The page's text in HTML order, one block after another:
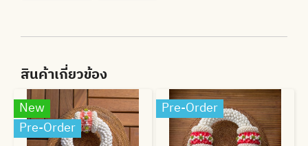
สินค้าเกี่ยวข้อง
New
Pre-Order
Pre-Order